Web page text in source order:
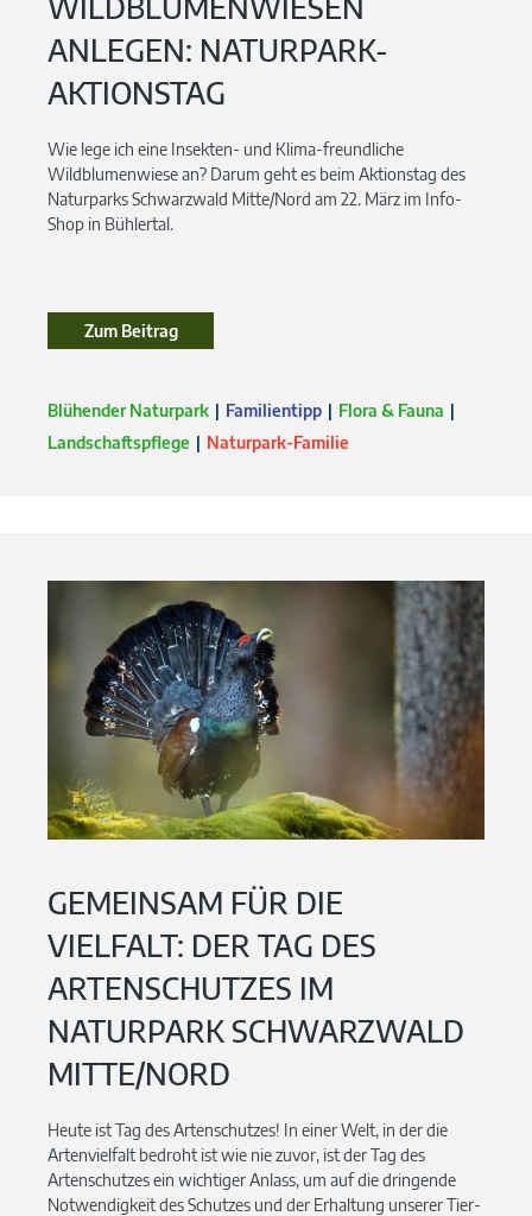
ANLEGEN: NATURPARK-
AKTIONSTAG
Wie lege ich eine Insekten- und Klima-freundliche
Wildblumenwiese an? Darum geht es beim Aktionstag des
Naturparks Schwarzwald Mitte/Nord am 22. März im Info-
Shop in Bühlertal.
Zum Beitrag
Blühender Naturpark Familientipp
Flora & Fauna
Landschaftspflege
Naturpark-Familie
GEMEINSAM FÜR DIE
VIELFALT: DER TAG DES
ARTENSCHUTZES IM
NATURPARK SCHWARZWALD
MITTE/NORD
Heute ist Tag des Artenschutzes! In einer Welt, in der die
Artenvielfalt bedroht ist wie nie zuvor, ist der Tag des
Artenschutzes ein wichtiger Anlass, um auf die dringende
Notwendigkeit des Schutzes und der Erhaltung unserer Tier-